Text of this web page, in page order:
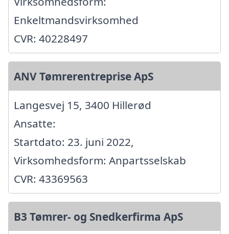
Enkeltmandsvirksomhed
CVR: 40228497
ANV Tømrerentreprise ApS
Langesvej 15, 3400 Hillerød
Ansatte:
Startdato: 23. juni 2022,
Virksomhedsform: Anpartsselskab
CVR: 43369563
B3 Tømrer- og Snedkerfirma ApS